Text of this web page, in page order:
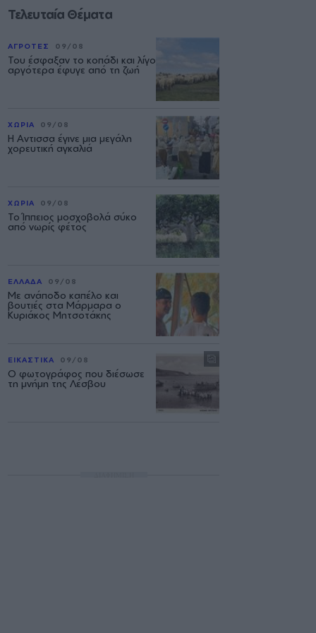
Τελευταία Θέματα
ΑΓΡΟΤΕΣ 09/08
Του έσφαξαν το κοπάδι και λίγο
αργότερα έφυγε από τη ζωή
ΧΩΡΙΑ 09/08
Η Αντισσα έγινε μια μεγάλη
χορευτική αγκαλιά
ΧΩΡΙΑ 09/08
Το Ίππειος μοσχοβολά σύκο
από νωρίς φέτος
ΕΛΛΑΔΑ 09/08
Με ανάποδο καπέλο και
βουτιές στα Μάρμαρα ο
Κυριάκος Μητσοτάκης
ΕΙΚΑΣΤΙΚΑ 09/08
Ο φωτογράφος που διέσωσε
τη μνήμη της Λέσβου